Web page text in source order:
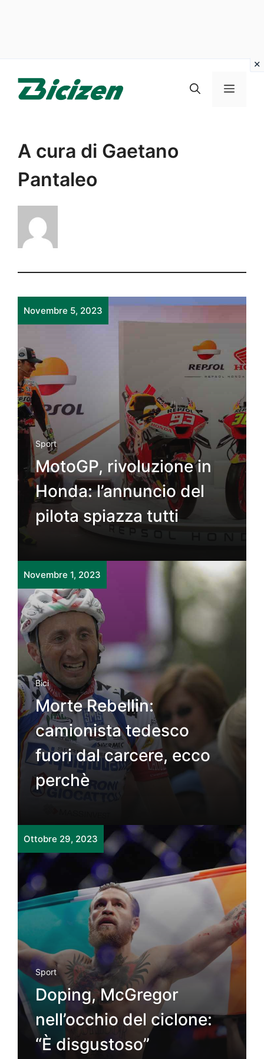
Menu
A cura di Gaetano
Pantaleo
Novembre 5, 2023
Sport
MotoGP, rivoluzione in
Honda: l’annuncio del
pilota spiazza tutti
Novembre 1, 2023
Bici
Morte Rebellin:
camionista tedesco
fuori dal carcere, ecco
perchè
Ottobre 29, 2023
Sport
Doping, McGregor
nell’occhio del ciclone:
“È disgustoso”